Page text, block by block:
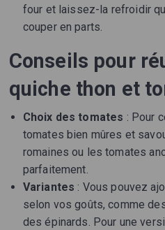
four et laissez-la refroidir
couper en parts.
Conseils pour
quiche thon et
Choix des tomates : Pour
tomates bien mûres et
romaines ou les tomates
parfaitement.
Variantes : Vous pouvez
selon vos goûts, comme
des épinards. Pour une